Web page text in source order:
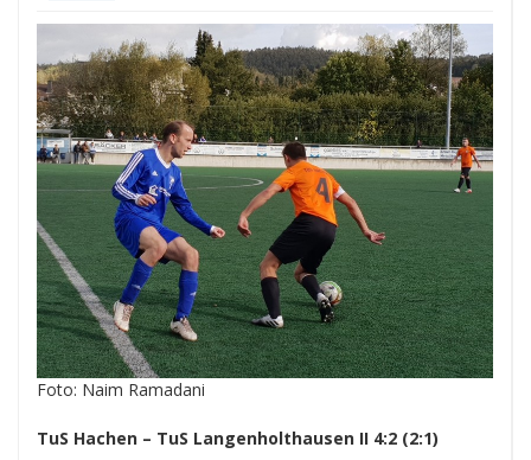
Foto: Naim Ramadani
TuS Hachen – TuS Langenholthausen II 4:2 (2:1)